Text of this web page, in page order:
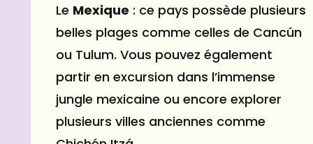
Le Mexique : ce pays possède plusieurs
belles plages comme celles de Cancún
ou Tulum. Vous pouvez également
partir en excursion dans l’immense
jungle mexicaine ou encore explorer
plusieurs villes anciennes comme